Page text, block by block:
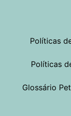
Políticas
Políticas
Glossário Pet